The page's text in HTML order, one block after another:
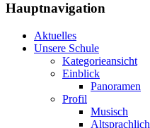
Hauptnavigation
Aktuelles
Unsere Schule
Kategorieansicht
Einblick
Panoramen
Profil
Musisch
Altsprachlich